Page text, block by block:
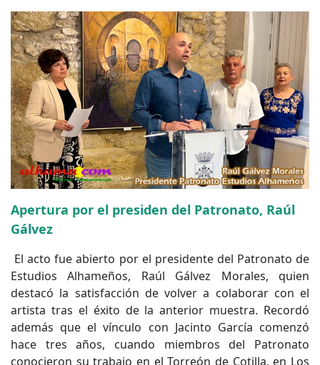
Apertura por el presiden del Patronato, Raúl
Gálvez
El acto fue abierto por el presidente del Patronato de
Estudios Alhameños, Raúl Gálvez Morales, quien
destacó la satisfacción de volver a colaborar con el
artista tras el éxito de la anterior muestra. Recordó
además que el vínculo con Jacinto García comenzó
hace tres años, cuando miembros del Patronato
conocieron su trabajo en el Torreón de Cotilla, en Los